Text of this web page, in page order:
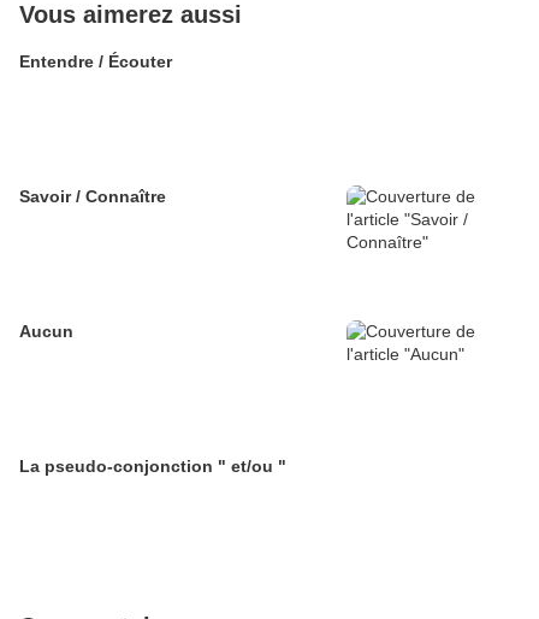
Vous aimerez aussi
Entendre / Écouter
Savoir / Connaître
Aucun
La pseudo-conjonction " et/ou "